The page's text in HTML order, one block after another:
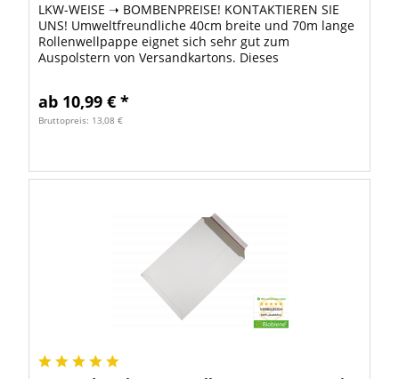
LKW-WEISE ➝ BOMBENPREISE! KONTAKTIEREN SIE
UNS! Umweltfreundliche 40cm breite und 70m lange
Rollenwellpappe eignet sich sehr gut zum
Auspolstern von Versandkartons. Dieses
ab 10,99 € *
Bruttopreis: 13,08 €